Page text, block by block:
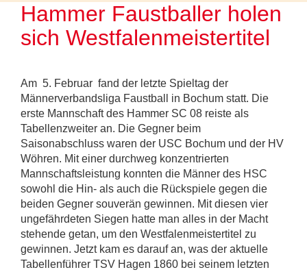
Hammer Faustballer holen
sich Westfalenmeistertitel
Am 5. Februar fand der letzte Spieltag der
Männerverbandsliga Faustball in Bochum statt. Die
erste Mannschaft des Hammer SC 08 reiste als
Tabellenzweiter an. Die Gegner beim
Saisonabschluss waren der USC Bochum und der HV
Wöhren. Mit einer durchweg konzentrierten
Mannschaftsleistung konnten die Männer des HSC
sowohl die Hin- als auch die Rückspiele gegen die
beiden Gegner souverän gewinnen. Mit diesen vier
ungefährdeten Siegen hatte man alles in der Macht
stehende getan, um den Westfalenmeistertitel zu
gewinnen. Jetzt kam es darauf an, was der aktuelle
Tabellenführer TSV Hagen 1860 bei seinem letzten